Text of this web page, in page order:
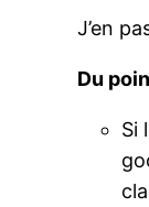
J’en
Du
Si